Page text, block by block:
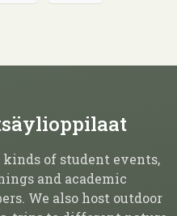
of student events,
and academic
We also host outdoor